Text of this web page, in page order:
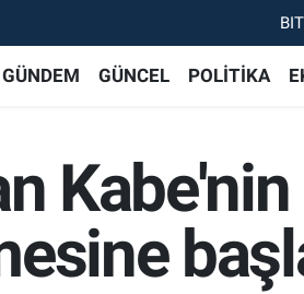
GÜNDEM GÜNCEL POLİTİKA